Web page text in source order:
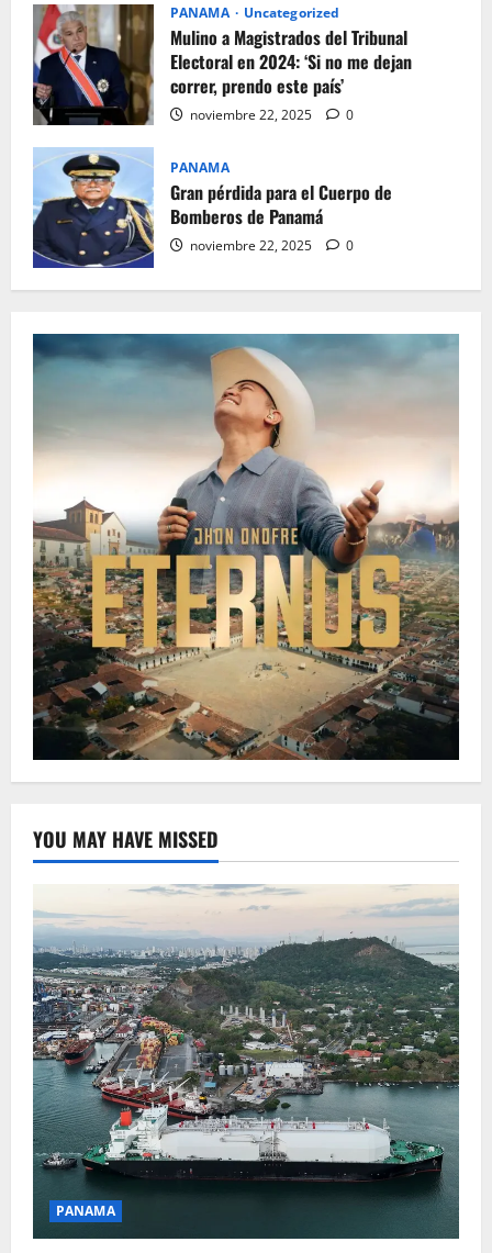
PANAMA Uncategorized
Mulino a Magistrados del Tribunal
Electoral en 2024: ‘Si no me dejan
correr, prendo este país’
noviembre 22, 2025 0
PANAMA
Gran pérdida para el Cuerpo de
Bomberos de Panamá
noviembre 22, 2025 0
YOU MAY HAVE MISSED
PANAMA